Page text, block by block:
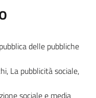
delle pubbliche
La pubblicità sociale,
sociale e media